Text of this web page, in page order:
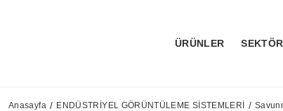
ÜRÜNLER
Anasayfa ENDÜSTRİYEL GÖRÜNTÜLEME SİSTEMLERİ